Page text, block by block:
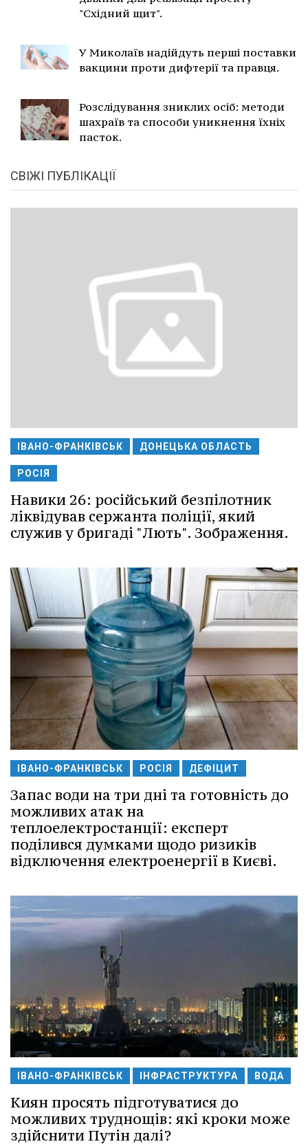
"Східний щит".
У Миколаїв надійдуть перші поставки
вакцини проти дифтерії та правця.
Розслідування зниклих осіб: методи
шахраїв та способи уникнення їхніх
пасток.
СВІЖІ ПУБЛІКАЦІЇ
ІВАНО-ФРАНКІВСЬК ДОНЕЦЬКА ОБЛАСТЬ
РОСІЯ
Навики 26: російський безпілотник
ліквідував сержанта поліції, який
служив у бригаді "Лють". Зображення.
ІВАНО-ФРАНКІВСЬК РОСІЯ ДЕФІЦИТ
Запас води на три дні та готовність до
можливих атак на
теплоелектростанції: експерт
поділився думками щодо ризиків
відключення електроенергії в Києві.
ІВАНО-ФРАНКІВСЬК ІНФРАСТРУКТУРА ВОДА
Киян просять підготуватися до
можливих труднощів: які кроки може
здійснити Путін далі?